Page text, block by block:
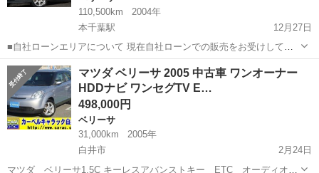
110,500km
2004年
本千葉駅
12月27日
■自社ローンエリアについて 現在自社ローンでの販売をお受けしてい
る地域は、東京都、千葉県、埼玉県、神奈川県、山梨県（一部）、栃
木県、群馬県、茨城県となります。 ※上記の販売エリアでも一部お断
りさせて頂く地域がございますの...
千葉 千葉市 本千葉駅 ベリーサ 自社
マツダ ベリーサ 2005 中古車 ワンオーナー
HDDナビ ワンセグTV E…
498,000円
ベリーサ
31,000km
2005年
白井市
2月24日
マツダ ベリーサ1.5C キーレスアバンストキー ETC オーディオ